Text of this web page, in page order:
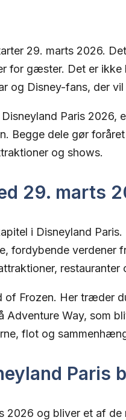
29. marts 2026.
for gæster. Det er
og Disney-fans, der
Paris
Begge dele gør
og shows.
29. marts
i Disneyland
fordybende verdener
of Frozen. Her træder
Way, som
flot og
Paris
2026 og bliver et af